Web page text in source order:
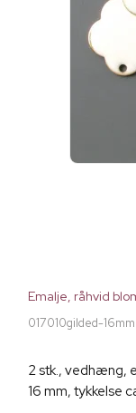
Emalje, råhvid
017010gilded-16mm
2 stk., vedhæng,
16 mm, tykkelse